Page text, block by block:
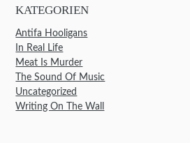
KATEGORIEN
Antifa Hooligans
In Real Life
Meat Is Murder
The Sound Of Music
Uncategorized
Writing On The Wall